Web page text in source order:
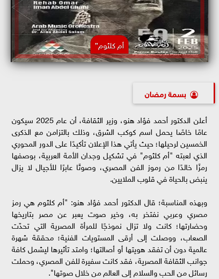
أم كلثوم”
بسمة رمضان
أعلن الدكتور أحمد فؤاد هنو، وزير الثقافة، أن عام 2025 سيكون
عامًا خاصًا يحمل اسم كوكب الشرق، وذلك بالتزامن مع الذكرى
الخمسين لرحيلها؛ حيث يأتي هذا الإعلان تأكيدًا على الدور المحوري
الذي لعبته "أم كلثوم" في تشكيل وجدان الأمة العربية، بوصفها
رمزًا خالدًا من رموز الفن المصري، وصوتًا عابرًا للأجيال لا يزال
ينبض بالحياة في قلوب الملايين.
وبهذه المناسبة؛ قال الدكتور أحمد فؤاد هنو: "أم كلثوم هي رمز
مصري وعربي نفتخر به، وخير صوت يعبر عن مصر بتاريخها
وحضارتها؛ كانت ولا تزال نموذجًا للمرأة المصرية التي تحدّت
الصعاب، ووصلت إلى أرقى المستويات الفنية؛ محققة شهرة
عالمية دون أن تفقد هويتها أو أصالتها؛ وامتد تأثيرها ليشمل كافة
جوانب الثقافة المصرية، فقد كانت سفيرة للفن المصري، وحملت
رسائل من الحب والسلام إلى العالم من خلال صوتها".